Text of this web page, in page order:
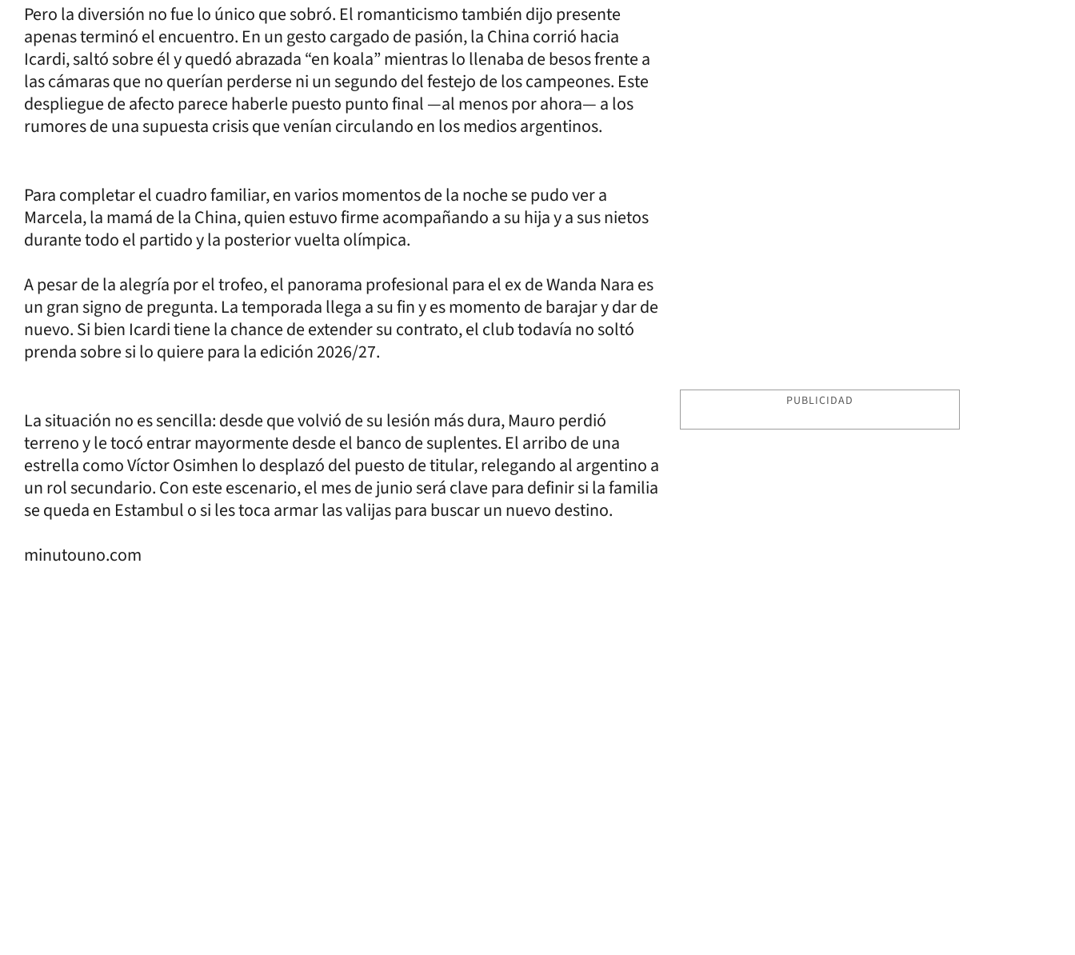
Pero la diversión no fue lo único que sobró. El romanticismo también dijo presente
apenas terminó el encuentro. En un gesto cargado de pasión, la China corrió hacia
Icardi, saltó sobre él y quedó abrazada “en koala” mientras lo llenaba de besos frente a
las cámaras que no querían perderse ni un segundo del festejo de los campeones. Este
despliegue de afecto parece haberle puesto punto final —al menos por ahora— a los
rumores de una supuesta crisis que venían circulando en los medios argentinos.
Para completar el cuadro familiar, en varios momentos de la noche se pudo ver a
Marcela, la mamá de la China, quien estuvo firme acompañando a su hija y a sus nietos
durante todo el partido y la posterior vuelta olímpica.
A pesar de la alegría por el trofeo, el panorama profesional para el ex de Wanda Nara es
un gran signo de pregunta. La temporada llega a su fin y es momento de barajar y dar de
nuevo. Si bien Icardi tiene la chance de extender su contrato, el club todavía no soltó
prenda sobre si lo quiere para la edición 2026/27.
La situación no es sencilla: desde que volvió de su lesión más dura, Mauro perdió
terreno y le tocó entrar mayormente desde el banco de suplentes. El arribo de una
estrella como Víctor Osimhen lo desplazó del puesto de titular, relegando al argentino a
un rol secundario. Con este escenario, el mes de junio será clave para definir si la familia
se queda en Estambul o si les toca armar las valijas para buscar un nuevo destino.
minutouno.com
PUBLICIDAD